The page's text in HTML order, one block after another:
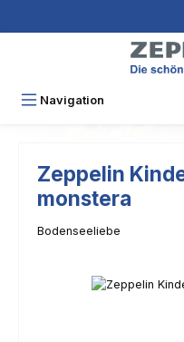
Navigation
Zeppelin
monstera
Bodenseeliebe
Bildergalerie überspringen